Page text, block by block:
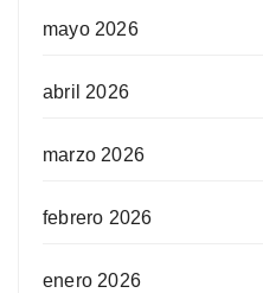
mayo 2026
abril 2026
marzo 2026
febrero 2026
enero 2026